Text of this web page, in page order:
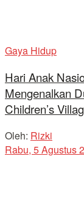
Gaya Hidup
Hari Anak
Mengenalkan
Children’s
Oleh: Rizki
Rabu, 5 Agustus